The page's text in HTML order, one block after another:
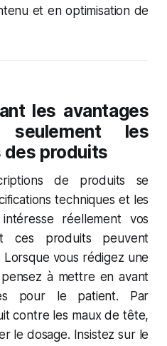
et en optimisation de
les avantages
les
produits
de produits se
techniques et les
réellement vos
ces produits peuvent
vous rédigez une
à mettre en avant
pour le patient. Par
contre les maux de tête,
le dosage. Insistez sur le